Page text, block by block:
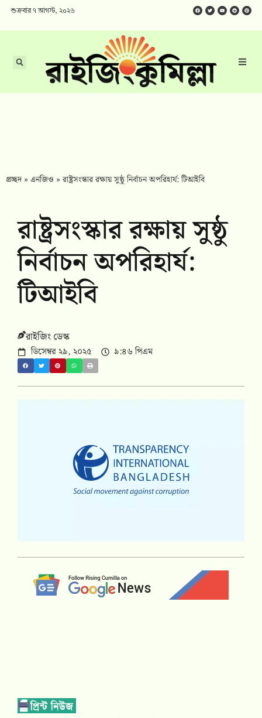
শুক্রবার ৭ আগস্ট, ২০২৬
প্রচ্ছদ»এনজিও »রাষ্ট্রসংস্কার রক্ষায় সুষ্ঠু নির্বাচন অপরিহার্য: টিআইবি
রাষ্ট্রসংস্কার রক্ষায় সুষ্ঠু
নির্বাচন অপরিহার্য:
টিআইবি
রাইজিং ডেস্ক
ডিসেম্বর ২৯, ২০২৫ ৯:৪৬ পিএম